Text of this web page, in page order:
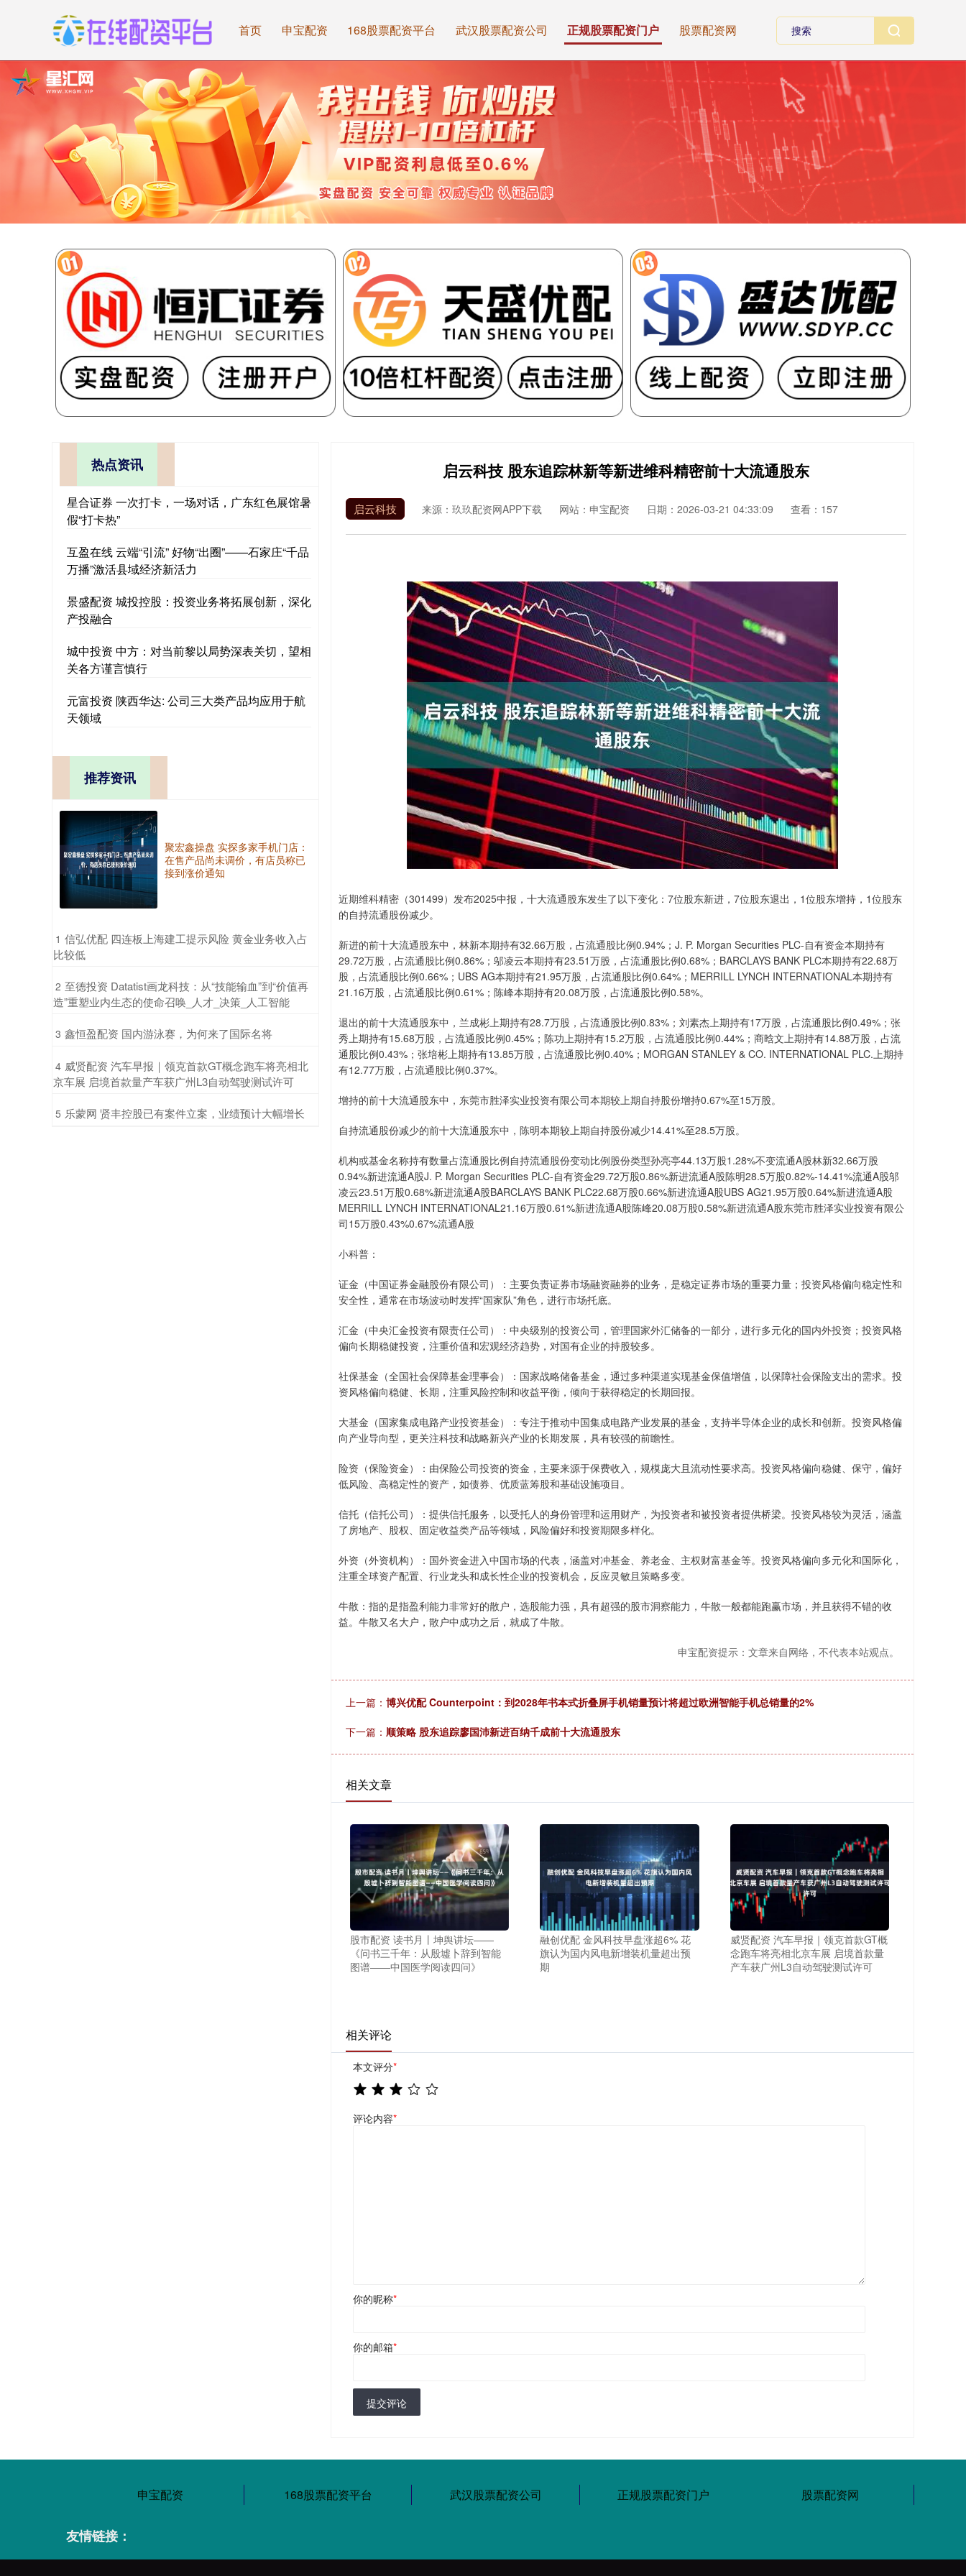
首页 申宝配资 168股票配资平台 武汉股票配资公司 正规股票配资门户 股票配资网
启云科技 股东追踪林新等新进维科精密前十大流通股东
启云科技 来源：玖玖配资网APP下载 网站：申宝配资 日期：2026-03-21 04:33:09 查看：157
近期维科精密（301499）发布2025中报，十大流通股东发生了以下变化：7位股东新进，7位股东退出，1位股东增持，1位股东
的自持流通股份减少。
新进的前十大流通股东中，林新本期持有32.66万股，占流通股比例0.94%；J. P. Morgan Securities PLC-自有资金本期持有
29.72万股，占流通股比例0.86%；邬凌云本期持有23.51万股，占流通股比例0.68%；BARCLAYS BANK PLC本期持有22.68万
股，占流通股比例0.66%；UBS AG本期持有21.95万股，占流通股比例0.64%；MERRILL LYNCH INTERNATIONAL本期持有
21.16万股，占流通股比例0.61%；陈峰本期持有20.08万股，占流通股比例0.58%。
退出的前十大流通股东中，兰成彬上期持有28.7万股，占流通股比例0.83%；刘素杰上期持有17万股，占流通股比例0.49%；张
秀上期持有15.68万股，占流通股比例0.45%；陈功上期持有15.2万股，占流通股比例0.44%；商晗文上期持有14.88万股，占流
通股比例0.43%；张培彬上期持有13.85万股，占流通股比例0.40%；MORGAN STANLEY & CO. INTERNATIONAL PLC.上期持
有12.77万股，占流通股比例0.37%。
增持的前十大流通股东中，东莞市胜泽实业投资有限公司本期较上期自持股份增持0.67%至15万股。
自持流通股份减少的前十大流通股东中，陈明本期较上期自持股份减少14.41%至28.5万股。
机构或基金名称持有数量占流通股比例自持流通股份变动比例股份类型孙亮亭44.13万股1.28%不变流通A股林新32.66万股
0.94%新进流通A股J. P. Morgan Securities PLC-自有资金29.72万股0.86%新进流通A股陈明28.5万股0.82%-14.41%流通A股邬
凌云23.51万股0.68%新进流通A股BARCLAYS BANK PLC22.68万股0.66%新进流通A股UBS AG21.95万股0.64%新进流通A股
MERRILL LYNCH INTERNATIONAL21.16万股0.61%新进流通A股陈峰20.08万股0.58%新进流通A股东莞市胜泽实业投资有限公
司15万股0.43%0.67%流通A股
小科普：
证金（中国证券金融股份有限公司）：主要负责证券市场融资融券的业务，是稳定证券市场的重要力量；投资风格偏向稳定性和
安全性，通常在市场波动时发挥“国家队”角色，进行市场托底。
汇金（中央汇金投资有限责任公司）：中央级别的投资公司，管理国家外汇储备的一部分，进行多元化的国内外投资；投资风格
偏向长期稳健投资，注重价值和宏观经济趋势，对国有企业的持股较多。
社保基金（全国社会保障基金理事会）：国家战略储备基金，通过多种渠道实现基金保值增值，以保障社会保险支出的需求。投
资风格偏向稳健、长期，注重风险控制和收益平衡，倾向于获得稳定的长期回报。
大基金（国家集成电路产业投资基金）：专注于推动中国集成电路产业发展的基金，支持半导体企业的成长和创新。投资风格偏
向产业导向型，更关注科技和战略新兴产业的长期发展，具有较强的前瞻性。
险资（保险资金）：由保险公司投资的资金，主要来源于保费收入，规模庞大且流动性要求高。投资风格偏向稳健、保守，偏好
低风险、高稳定性的资产，如债券、优质蓝筹股和基础设施项目。
信托（信托公司）：提供信托服务，以受托人的身份管理和运用财产，为投资者和被投资者提供桥梁。投资风格较为灵活，涵盖
了房地产、股权、固定收益类产品等领域，风险偏好和投资期限多样化。
外资（外资机构）：国外资金进入中国市场的代表，涵盖对冲基金、养老金、主权财富基金等。投资风格偏向多元化和国际化，
注重全球资产配置、行业龙头和成长性企业的投资机会，反应灵敏且策略多变。
牛散：指的是指盈利能力非常好的散户，选股能力强，具有超强的股市洞察能力，牛散一般都能跑赢市场，并且获得不错的收
益。牛散又名大户，散户中成功之后，就成了牛散。
申宝配资提示：文章来自网络，不代表本站观点。
上一篇： 博兴优配 Counterpoint：到2028年书本式折叠屏手机销量预计将超过欧洲智能手机总销量的2%
下一篇： 顺策略 股东追踪廖国沛新进百纳千成前十大流通股东
相关文章
股市配资 读书月丨坤舆讲坛——
《问书三千年：从殷墟卜辞到智能
图谱——中国医学阅读四问》
融创优配 金风科技早盘涨超6% 花
旗认为国内风电新增装机量超出预
期
威贤配资 汽车早报｜领克首款GT概
念跑车将亮相北京车展 启境首款量
产车获广州L3自动驾驶测试许可
相关评论
本文评分*
评论内容*
你的昵称*
你的邮箱*
提交评论
热点资讯
星合证券 一次打卡，一场对话，广东红色展馆暑
假“打卡热”
互盈在线 云端“引流” 好物“出圈”——石家庄“千品
万播”激活县域经济新活力
景盛配资 城投控股：投资业务将拓展创新，深化
产投融合
城中投资 中方：对当前黎以局势深表关切，望相
关各方谨言慎行
元富投资 陕西华达: 公司三大类产品均应用于航
天领域
推荐资讯
聚宏鑫操盘 实探多家手机门店：
在售产品尚未调价，有店员称已
接到涨价通知
1 ​信弘优配 四连板上海建工提示风险 黄金业务收入占
比较低
2 ​至德投资 Datatist画龙科技：从“技能输血”到“价值再
造”重塑业内生态的使命召唤_人才_决策_人工智能
3 ​鑫恒盈配资 国内游泳赛，为何来了国际名将
4 ​威贤配资 汽车早报｜领克首款GT概念跑车将亮相北
京车展 启境首款量产车获广州L3自动驾驶测试许可
5 ​乐蒙网 贤丰控股已有案件立案，业绩预计大幅增长
申宝配资 168股票配资平台 武汉股票配资公司 正规股票配资门户 股票配资网
友情链接：